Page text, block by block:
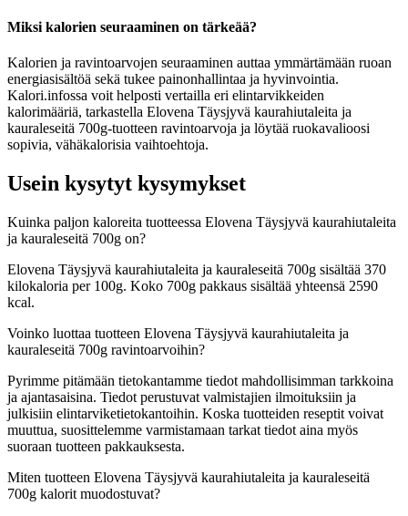
Miksi kalorien seuraaminen on tärkeää?
Kalorien ja ravintoarvojen seuraaminen auttaa ymmärtämään ruoan
energiasisältöä sekä tukee painonhallintaa ja hyvinvointia.
Kalori.infossa voit helposti vertailla eri elintarvikkeiden
kalorimääriä, tarkastella Elovena Täysjyvä kaurahiutaleita ja
kauraleseitä 700g-tuotteen ravintoarvoja ja löytää ruokavalioosi
sopivia, vähäkalorisia vaihtoehtoja.
Usein kysytyt kysymykset
Kuinka paljon kaloreita tuotteessa Elovena Täysjyvä kaurahiutaleita
ja kauraleseitä 700g on?
Elovena Täysjyvä kaurahiutaleita ja kauraleseitä 700g sisältää 370
kilokaloria per 100g. Koko 700g pakkaus sisältää yhteensä 2590
kcal.
Voinko luottaa tuotteen Elovena Täysjyvä kaurahiutaleita ja
kauraleseitä 700g ravintoarvoihin?
Pyrimme pitämään tietokantamme tiedot mahdollisimman tarkkoina
ja ajantasaisina. Tiedot perustuvat valmistajien ilmoituksiin ja
julkisiin elintarviketietokantoihin. Koska tuotteiden reseptit voivat
muuttua, suosittelemme varmistamaan tarkat tiedot aina myös
suoraan tuotteen pakkauksesta.
Miten tuotteen Elovena Täysjyvä kaurahiutaleita ja kauraleseitä
700g kalorit muodostuvat?